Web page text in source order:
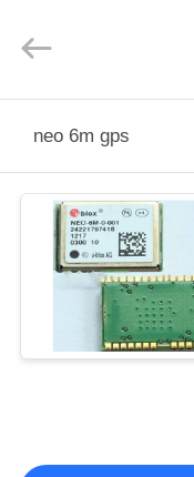
CASA
PRODUCTOS
VÍDEOS
Rights
neo 6m gps